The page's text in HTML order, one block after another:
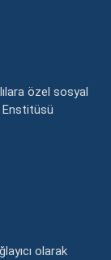
özel sosyal
olarak